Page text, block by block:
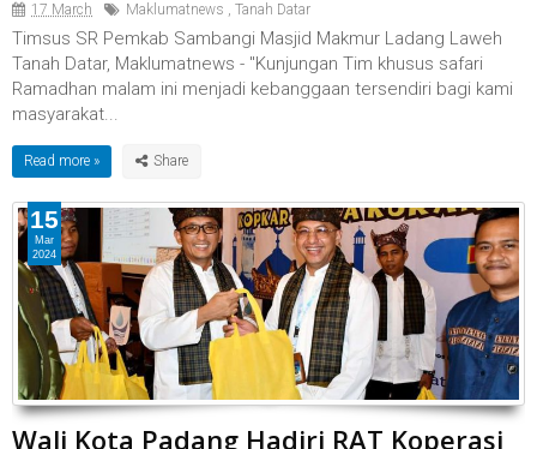
17 March Maklumatnews , Tanah Datar
Timsus SR Pemkab Sambangi Masjid Makmur Ladang Laweh
Tanah Datar, Maklumatnews - "Kunjungan Tim khusus safari
Ramadhan malam ini menjadi kebanggaan tersendiri bagi kami
masyarakat...
Read more »
Wali Kota Padang Hadiri RAT Koperasi
15
Mar
2024